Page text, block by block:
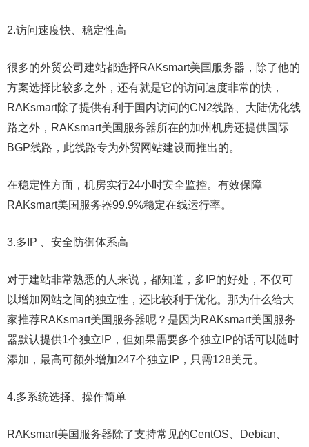
2.访问速度快、稳定性高
很多的外贸公司建站都选择RAKsmart美国服务器，除了他的
方案选择比较多之外，还有就是它的访问速度非常的快，
RAKsmart除了提供有利于国内访问的CN2线路、大陆优化线
路之外，RAKsmart美国服务器所在的加州机房还提供国际
BGP线路，此线路专为外贸网站建设而推出的。
在稳定性方面，机房实行24小时安全监控。有效保障
RAKsmart美国服务器99.9%稳定在线运行率。
3.多IP 、安全防御体系高
对于建站非常熟悉的人来说，都知道，多IP的好处，不仅可
以增加网站之间的独立性，还比较利于优化。那为什么给大
家推荐RAKsmart美国服务器呢？是因为RAKsmart美国服务
器默认提供1个独立IP，但如果需要多个独立IP的话可以随时
添加，最高可额外增加247个独立IP，只需128美元。
4.多系统选择、操作简单
RAKsmart美国服务器除了支持常见的CentOS、Debian、